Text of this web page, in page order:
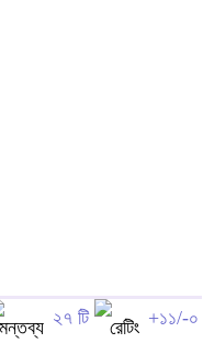
২৭ টি +১১/-০